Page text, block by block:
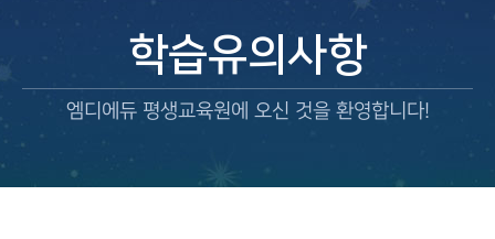
학습유의사항
엠디에듀 평생교육원에 오신 것을 환영합니다!